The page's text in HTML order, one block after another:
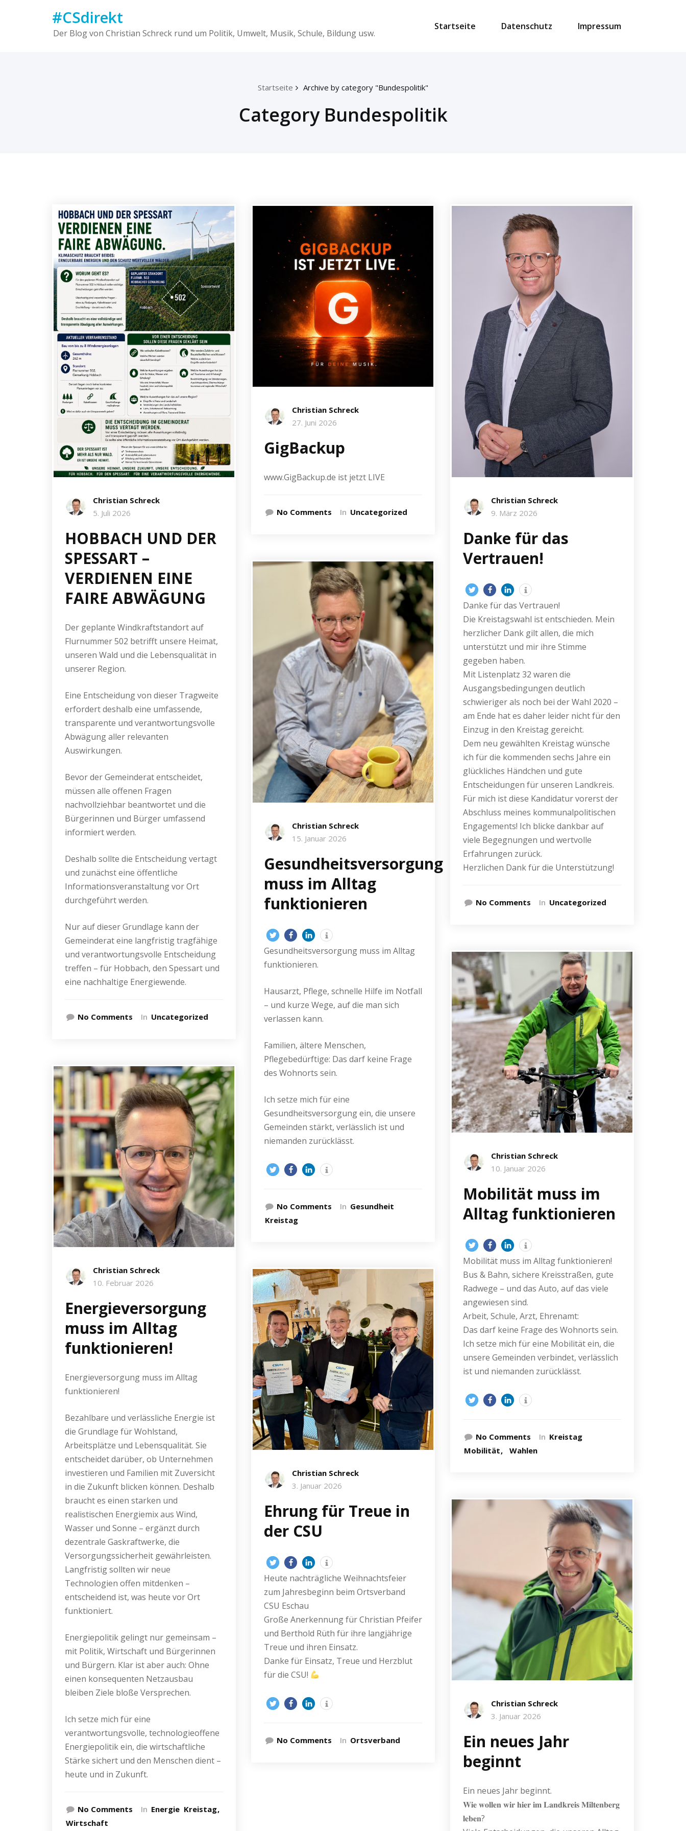
#CSdirekt
Der Blog von Christian Schreck rund um Politik, Umwelt, Musik, Schule, Bildung usw.
Startseite Datenschutz Impressum
Startseite Archive by category "Bundespolitik"
Category Bundespolitik
Christian Schreck
5. Juli 2026
HOBBACH UND DER
SPESSART –
VERDIENEN EINE
FAIRE ABWÄGUNG
Der geplante Windkraftstandort auf
Flurnummer 502 betrifft unsere Heimat,
unseren Wald und die Lebensqualität in
unserer Region.
Eine Entscheidung von dieser Tragweite
erfordert deshalb eine umfassende,
transparente und verantwortungsvolle
Abwägung aller relevanten
Auswirkungen.
Bevor der Gemeinderat entscheidet,
müssen alle offenen Fragen
nachvollziehbar beantwortet und die
Bürgerinnen und Bürger umfassend
informiert werden.
Deshalb sollte die Entscheidung vertagt
und zunächst eine öffentliche
Informationsveranstaltung vor Ort
durchgeführt werden.
Nur auf dieser Grundlage kann der
Gemeinderat eine langfristig tragfähige
und verantwortungsvolle Entscheidung
treffen – für Hobbach, den Spessart und
eine nachhaltige Energiewende.
No Comments In Uncategorized
Christian Schreck
10. Februar 2026
Energieversorgung
muss im Alltag
funktionieren!
Energieversorgung muss im Alltag
funktionieren!
Bezahlbare und verlässliche Energie ist
die Grundlage für Wohlstand,
Arbeitsplätze und Lebensqualität. Sie
entscheidet darüber, ob Unternehmen
investieren und Familien mit Zuversicht
in die Zukunft blicken können. Deshalb
braucht es einen starken und
realistischen Energiemix aus Wind,
Wasser und Sonne – ergänzt durch
dezentrale Gaskraftwerke, die
Versorgungssicherheit gewährleisten.
Langfristig sollten wir neue
Technologien offen mitdenken –
entscheidend ist, was heute vor Ort
funktioniert.
Energiepolitik gelingt nur gemeinsam –
mit Politik, Wirtschaft und Bürgerinnen
und Bürgern. Klar ist aber auch: Ohne
einen konsequenten Netzausbau
bleiben Ziele bloße Versprechen.
Ich setze mich für eine
verantwortungsvolle, technologieoffene
Energiepolitik ein, die wirtschaftliche
Stärke sichert und den Menschen dient –
heute und in Zukunft.
No Comments In Energie Kreistag
Wirtschaft
Christian Schreck
27. Juni 2026
GigBackup
www.GigBackup.de ist jetzt LIVE
No Comments In Uncategorized
Christian Schreck
15. Januar 2026
Gesundheitsversorgung
muss im Alltag
funktionieren
Gesundheitsversorgung muss im Alltag
funktionieren.
Hausarzt, Pflege, schnelle Hilfe im Notfall
– und kurze Wege, auf die man sich
verlassen kann.
Familien, ältere Menschen,
Pflegebedürftige: Das darf keine Frage
des Wohnorts sein.
Ich setze mich für eine
Gesundheitsversorgung ein, die unsere
Gemeinden stärkt, verlässlich ist und
niemanden zurücklässt.
No Comments In Gesundheit
Kreistag
Christian Schreck
3. Januar 2026
Ehrung für Treue in
der CSU
Heute nachträgliche Weihnachtsfeier
zum Jahresbeginn beim Ortsverband
CSU Eschau
Große Anerkennung für Christian Pfeifer
und Berthold Rüth für ihre langjährige
Treue und ihren Einsatz.
Danke für Einsatz, Treue und Herzblut
für die CSU!
No Comments In Ortsverband
Christian Schreck
9. März 2026
Danke für das
Vertrauen!
Danke für das Vertrauen!
Die Kreistagswahl ist entschieden. Mein
herzlicher Dank gilt allen, die mich
unterstützt und mir ihre Stimme
gegeben haben.
Mit Listenplatz 32 waren die
Ausgangsbedingungen deutlich
schwieriger als noch bei der Wahl 2020 –
am Ende hat es daher leider nicht für den
Einzug in den Kreistag gereicht.
Dem neu gewählten Kreistag wünsche
ich für die kommenden sechs Jahre ein
glückliches Händchen und gute
Entscheidungen für unseren Landkreis.
Für mich ist diese Kandidatur vorerst der
Abschluss meines kommunalpolitischen
Engagements! Ich blicke dankbar auf
viele Begegnungen und wertvolle
Erfahrungen zurück.
Herzlichen Dank für die Unterstützung!
No Comments In Uncategorized
Christian Schreck
10. Januar 2026
Mobilität muss im
Alltag funktionieren
Mobilität muss im Alltag funktionieren!
Bus & Bahn, sichere Kreisstraßen, gute
Radwege – und das Auto, auf das viele
angewiesen sind.
Arbeit, Schule, Arzt, Ehrenamt:
Das darf keine Frage des Wohnorts sein.
Ich setze mich für eine Mobilität ein, die
unsere Gemeinden verbindet, verlässlich
ist und niemanden zurücklässt.
No Comments In Kreistag
Mobilität
Wahlen
Christian Schreck
3. Januar 2026
Ein neues Jahr
beginnt
Ein neues Jahr beginnt.
𝐖𝐢𝐞 𝐰𝐨𝐥𝐥𝐞𝐧 𝐰𝐢𝐫 𝐡𝐢𝐞𝐫 𝐢𝐦 𝐋𝐚𝐧𝐝𝐤𝐫𝐞𝐢𝐬 𝐌𝐢𝐥𝐭𝐞𝐧𝐛𝐞𝐫𝐠
𝐥𝐞𝐛𝐞𝐧?